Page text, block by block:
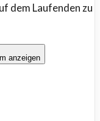
dem Laufenden zu
anzeigen